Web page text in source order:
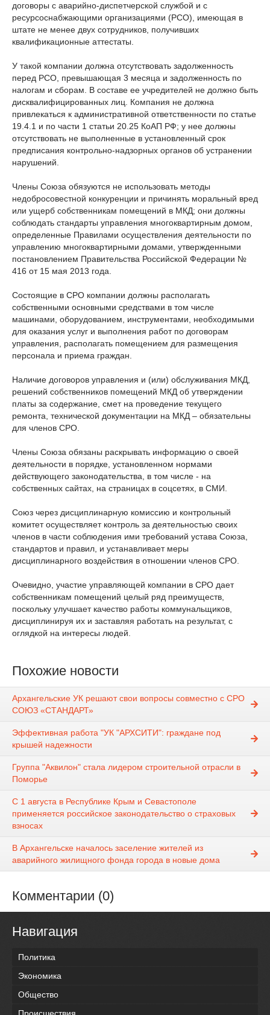
договоры с аварийно-диспетчерской службой и с
ресурсоснабжающими организациями (РСО), имеющая в
штате не менее двух сотрудников, получивших
квалификационные аттестаты.
У такой компании должна отсутствовать задолженность
перед РСО, превышающая 3 месяца и задолженность по
налогам и сборам. В составе ее учредителей не должно быть
дисквалифицированных лиц. Компания не должна
привлекаться к административной ответственности по статье
19.4.1 и по части 1 статьи 20.25 КоАП РФ; у нее должны
отсутствовать не выполненные в установленный срок
предписания контрольно-надзорных органов об устранении
нарушений.
Члены Союза обязуются не использовать методы
недобросовестной конкуренции и причинять моральный вред
или ущерб собственникам помещений в МКД; они должны
соблюдать стандарты управления многоквартирным домом,
определенные Правилами осуществления деятельности по
управлению многоквартирными домами, утвержденными
постановлением Правительства Российской Федерации №
416 от 15 мая 2013 года.
Состоящие в СРО компании должны располагать
собственными основными средствами в том числе
машинами, оборудованием, инструментами, необходимыми
для оказания услуг и выполнения работ по договорам
управления, располагать помещением для размещения
персонала и приема граждан.
Наличие договоров управления и (или) обслуживания МКД,
решений собственников помещений МКД об утверждении
платы за содержание, смет на проведение текущего
ремонта, технической документации на МКД – обязательны
для членов СРО.
Члены Союза обязаны раскрывать информацию о своей
деятельности в порядке, установленном нормами
действующего законодательства, в том числе - на
собственных сайтах, на страницах в соцсетях, в СМИ.
Союз через дисциплинарную комиссию и контрольный
комитет осуществляет контроль за деятельностью своих
членов в части соблюдения ими требований устава Союза,
стандартов и правил, и устанавливает меры
дисциплинарного воздействия в отношении членов СРО.
Очевидно, участие управляющей компании в СРО дает
собственникам помещений целый ряд преимуществ,
поскольку улучшает качество работы коммунальщиков,
дисциплинируя их и заставляя работать на результат, с
оглядкой на интересы людей.
Похожие новости
Архангельские УК решают свои вопросы совместно с СРО
СОЮЗ «СТАНДАРТ»
Эффективная работа "УК "АРХСИТИ": граждане под
крышей надежности
Группа "Аквилон" стала лидером строительной отрасли в
Поморье
С 1 августа в Республике Крым и Севастополе
применяется российское законодательство о страховых
взносах
В Архангельске началось заселение жителей из
аварийного жилищного фонда города в новые дома
Комментарии (0)
Навигация
Политика
Экономика
Общество
Происшествия